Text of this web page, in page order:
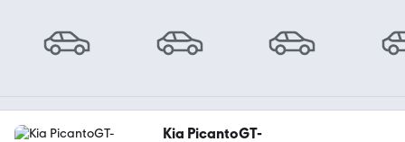
Kia PicantoGT-